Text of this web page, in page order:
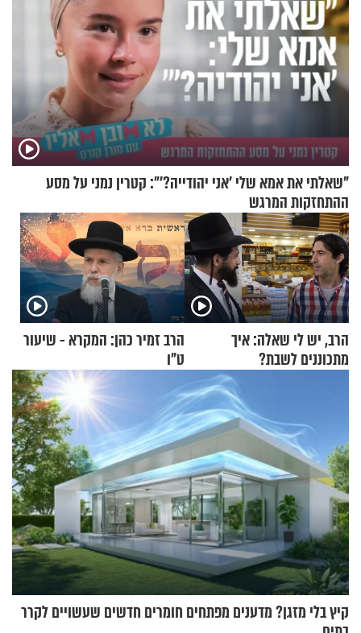
"שאלתי את אמא שלי 'אני יהודייה?'": קטרין נמני על מסע
ההתחזקות המרגש
הרב, יש לי שאלה: איך
מתכוננים לשבת?
הרב זמיר כהן: המקרא - שיעור
ט"ו
קיץ בלי מזגן? מדענים מפתחים חומרים חדשים שעשויים לקרר